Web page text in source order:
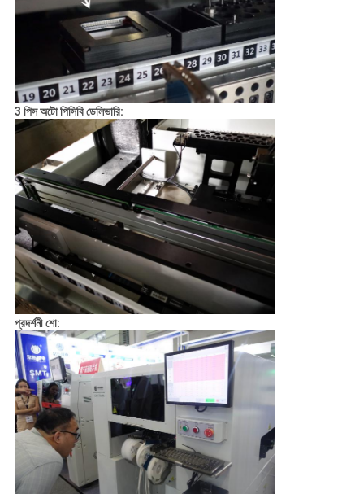
3 পিস অটো পিসিবি ডেলিভারি:
প্রদর্শনী শো: